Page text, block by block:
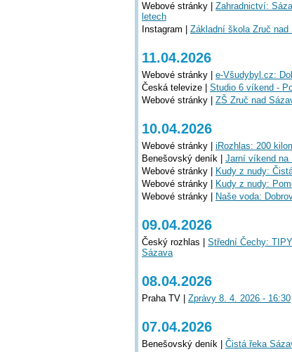
Webové stránky | Zahradnictví:
letech
Instagram | Základní škola Zruč nad
11.04.2026
Webové stránky | e-Všudybyl.cz:
Česká televize | Studio 6 víkend -
Webové stránky | ZŠ Zruč nad
10.04.2026
Webové stránky | iRozhlas: 200
Benešovský deník | Jarní víkend na
Webové stránky |
Kudy z nudy:
Webové stránky |
Kudy z nudy:
Webové stránky |
Naše voda:
09.04.2026
Český rozhlas | Střední Čechy:
Sázava
08.04.2026
Praha TV | Zprávy 8. 4. 2026 - 16:30
07.04.2026
Benešovský deník | Čistá řeka